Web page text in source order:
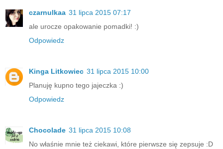
czarnulkaa 31 lipca 2015 07:17
ale urocze opakowanie pomadki! :)
Odpowiedz
Kinga Litkowiec 31 lipca 2015 10:00
Planuję kupno tego jajeczka :)
Odpowiedz
Chocolade 31 lipca 2015 10:08
No właśnie mnie też ciekawi, które pierwsze się zepsuje :D